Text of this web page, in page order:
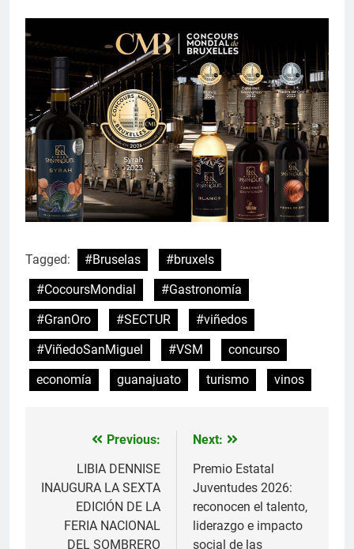
Tagged: #Bruselas
#bruxels
#CocoursMondial
#Gastronomía
#GranOro
#SECTUR
#viñedos
#ViñedoSanMiguel
#VSM
concurso
economía
guanajuato turismo vinos
Navegación
entradas
Previous:
LIBIA DENNISE
INAUGURA LA SEXTA
EDICIÓN DE LA
FERIA NACIONAL
DEL SOMBRERO
Next:
Premio Estatal
Juventudes 2026:
reconocen el talento,
liderazgo e impacto
social de las